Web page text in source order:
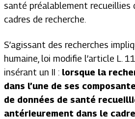
santé préalablement recueillies
cadres de recherche.
S’agissant des recherches
humaine, loi modifie l’article L.
insérant un II : lorsque la
dans l’une de ses
de données de santé
antérieurement dans le